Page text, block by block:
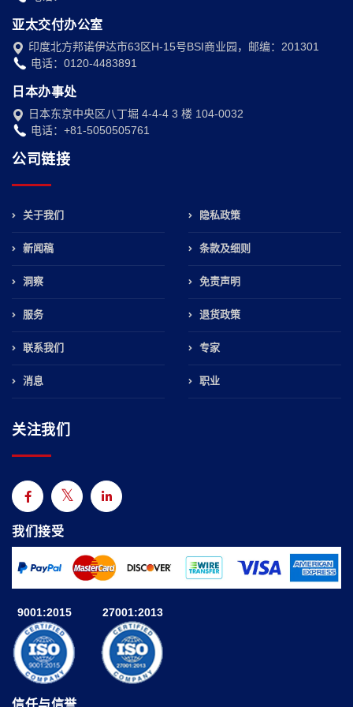
亚太交付办公室
印度北方邦诺伊达市63区H-15号BSI商业园，邮编：201301
电话：0120-4483891
日本办事处
日本东京中央区八丁堀 4-4-4 3 楼 104-0032
电话：+81-5050505761
公司链接
关于我们
新闻稿
洞察
服务
联系我们
消息
隐私政策
条款及细则
免责声明
退货政策
专家
职业
关注我们
我们接受
9001:2015 27001:2013